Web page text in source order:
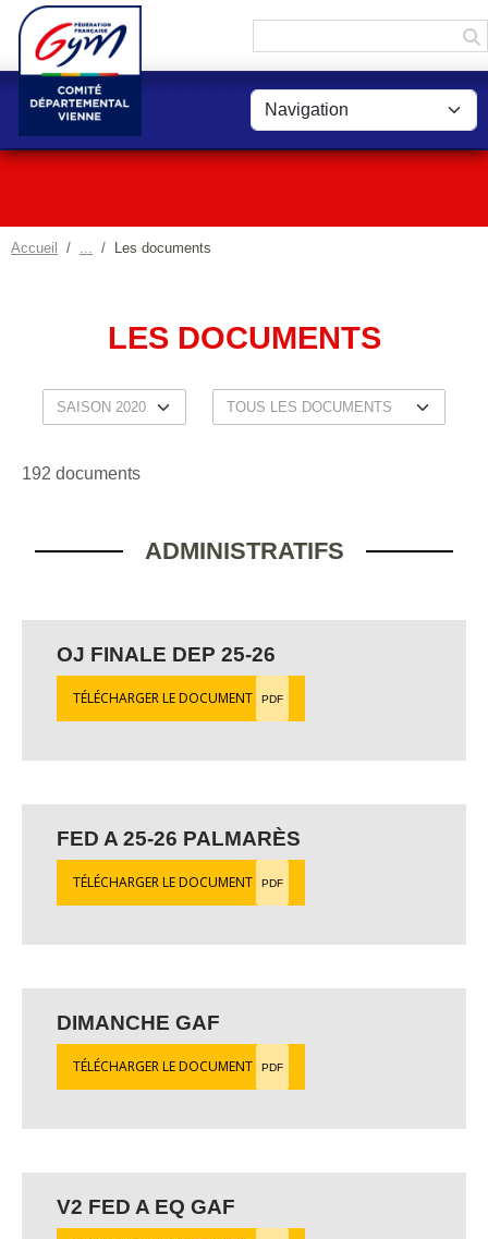
Accueil Les documents
LES DOCUMENTS
192 documents
ADMINISTRATIFS
OJ FINALE DEP 25-26
TÉLÉCHARGER LE DOCUMENT PDF
FED A 25-26 PALMARÈS
TÉLÉCHARGER LE DOCUMENT PDF
DIMANCHE GAF
TÉLÉCHARGER LE DOCUMENT PDF
V2 FED A EQ GAF
Panneau de gestion des cookies